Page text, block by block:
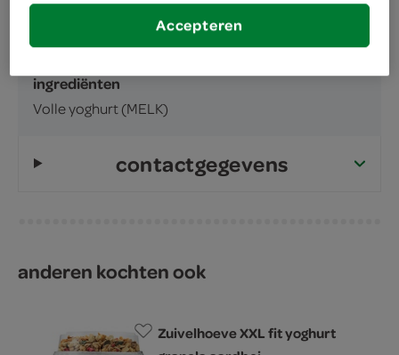
ingrediënten
ingrediënten
Volle yoghurt (MELK)
contactgegevens
anderen kochten ook
Zuivelhoeve XXL fit yoghurt
Accepteren